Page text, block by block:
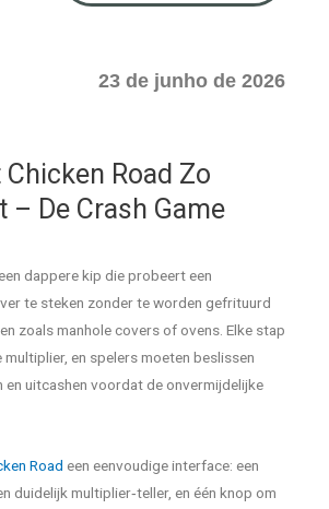
23 de junho de 2026
Road Zo
– De Crash Game
dappere kip die probeert een
te steken zonder te worden gefrituurd
zoals manhole covers of ovens. Elke stap
en spelers moeten beslissen
en uitcashen voordat de onvermijdelijke
Road een eenvoudige interface: een
duidelijk multiplier‑teller, en één knop om